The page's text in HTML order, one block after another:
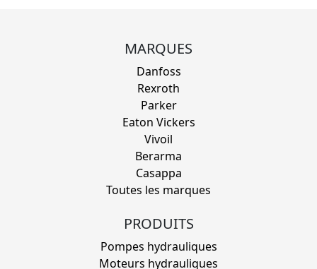
MARQUES
Danfoss
Rexroth
Parker
Eaton Vickers
Vivoil
Berarma
Casappa
Toutes les marques
PRODUITS
Pompes hydrauliques
Moteurs hydrauliques